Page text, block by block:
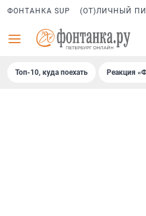
ФОНТАНКА SUP (ОТ)ЛИЧНЫЙ
Топ-10, куда поехать Реакция